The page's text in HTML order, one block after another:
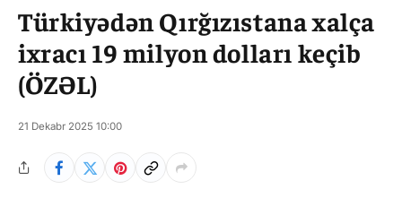
Türkiyədən Qırğızıstana xalça
ixracı 19 milyon dolları keçib
(ÖZƏL)
21 Dekabr 2025 10:00